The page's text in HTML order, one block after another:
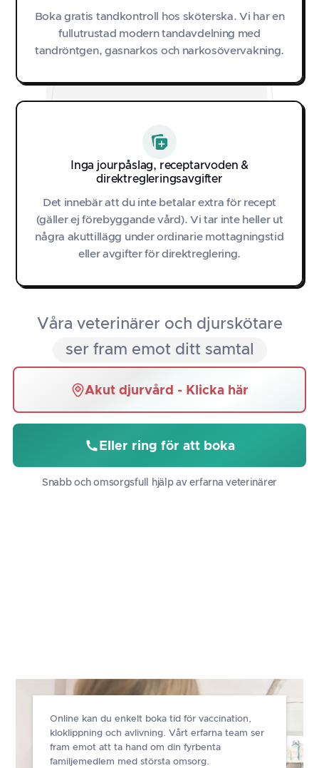
Boka gratis tandkontroll hos sköterska. Vi har en
fullutrustad modern tandavdelning med
tandröntgen, gasnarkos och narkosövervakning.
Inga jourpåslag, receptarvoden &
direktregleringsavgifter
Det innebär att du inte betalar extra för recept
(gäller ej förebyggande vård). Vi tar inte heller ut
några akuttillägg under ordinarie mottagningstid
eller avgifter för direktreglering.
Våra veterinärer och djurskötare
ser fram emot ditt samtal
Akut djurvård - Klicka här
Eller ring för att boka
Snabb och omsorgsfull hjälp av erfarna veterinärer
Online kan du enkelt boka tid för vaccination,
kloklippning och avlivning. Vårt erfarna team ser
fram emot att ta hand om din fyrbenta
familjemedlem med största omsorg.